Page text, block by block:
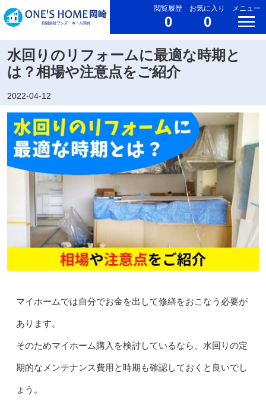
閲覧履歴
0
お気に入り
0
メニュー
水回りのリフォームに最適な時期と
は？相場や注意点をご紹介
2022-04-12
マイホームでは自分でお金を出して修繕をおこなう必要が
あります。
そのためマイホーム購入を検討しているなら、水回りの定
期的なメンテナンス費用と時期も確認しておくと良いでし
ょう。